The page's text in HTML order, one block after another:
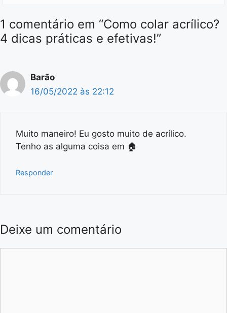
1 comentário em “Como colar acrílico?
4 dicas práticas e efetivas!”
Barão
16/05/2022 às 22:12
Muito maneiro! Eu gosto muito de acrílico.
Tenho as alguma coisa em 🏠
Responder
Deixe um comentário